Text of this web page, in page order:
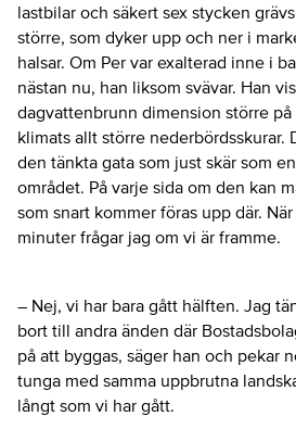
lastbilar och säkert sex stycken
större, som dyker upp och ner i
halsar. Om Per var exalterad inne i
nästan nu, han liksom svävar. Han
dagvattenbrunn dimension större
klimats allt större nederbördsskurar.
den tänkta gata som just skär som
området. På varje sida om den kan
som snart kommer föras upp där.
minuter frågar jag om vi är framme.
– Nej, vi har bara gått hälften. Jag
bort till andra änden där
på att byggas, säger han och pekar
tunga med samma uppbrutna
långt som vi har gått.